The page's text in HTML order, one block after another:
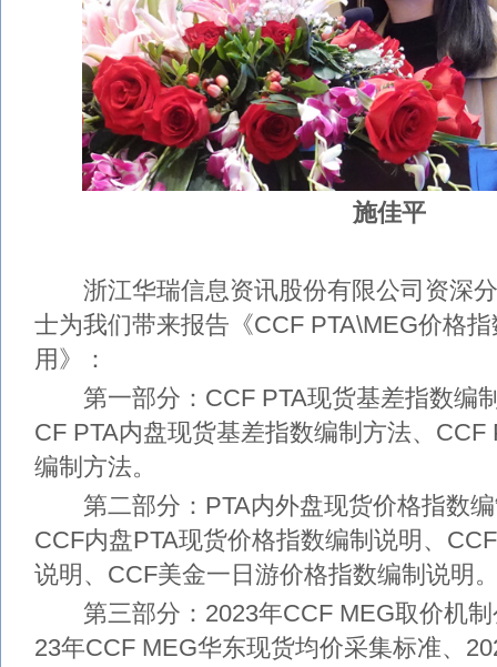
施佳平
浙江华瑞信息资讯股份有限公司资深分
士为我们带来报告《CCF PTA\MEG价格
用》：
第一部分：CCF PTA现货基差指数编
CF PTA内盘现货基差指数编制方法、CCF
编制方法。
第二部分：PTA内外盘现货价格指数编
CCF内盘PTA现货价格指数编制说明、
说明、CCF美金一日游价格指数编制说明
第三部分：2023年CCF MEG取价机制
23年CCF MEG华东现货均价采集标准、